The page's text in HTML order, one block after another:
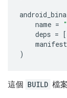
name =
deps = [
manifest
)
這個 BUILD 檔